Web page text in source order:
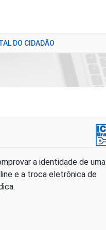
DO CIDADÃO
a identidade de uma
e a troca eletrônica de